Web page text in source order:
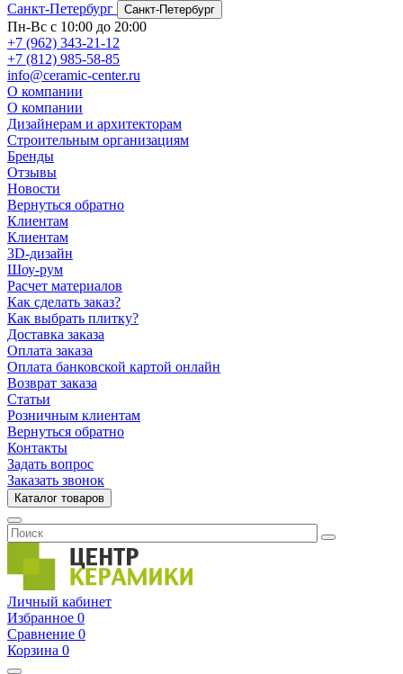
Санкт-Петербург
Санкт-Петербург
Пн-Вс с 10:00 до 20:00
+7 (962) 343-21-12
+7 (812) 985-58-85
info@ceramic-center.ru
О компании
О компании
Дизайнерам и архитекторам
Строительным организациям
Бренды
Отзывы
Новости
Вернуться обратно
Клиентам
Клиентам
3D-дизайн
Шоу-рум
Расчет материалов
Как сделать заказ?
Как выбрать плитку?
Доставка заказа
Оплата заказа
Оплата банковской картой онлайн
Возврат заказа
Статьи
Розничным клиентам
Вернуться обратно
Контакты
Задать вопрос
Заказать звонок
Каталог товаров
Личный кабинет
Избранное 0
Сравнение 0
Корзина 0